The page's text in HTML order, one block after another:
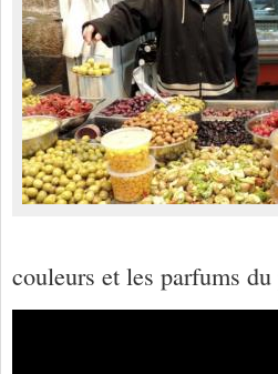
couleurs et les parfums